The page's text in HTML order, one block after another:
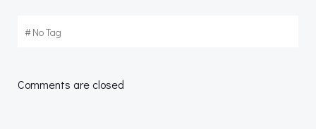
#No Tag
Comments are closed